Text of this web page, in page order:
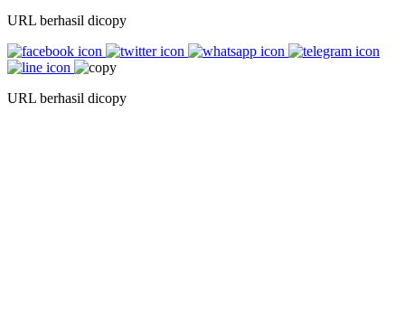
URL berhasil dicopy
URL berhasil dicopy